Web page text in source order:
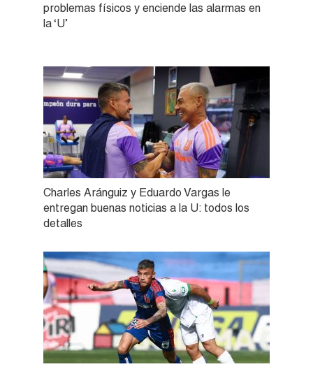
problemas físicos y enciende las alarmas en
la ‘U’
Charles Aránguiz y Eduardo Vargas le
entregan buenas noticias a la U: todos los
detalles